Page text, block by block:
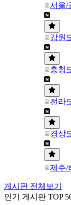
서울/
강원
충청
전라
경상
제주/
게시판 전체보기
인기 게시판 TOP